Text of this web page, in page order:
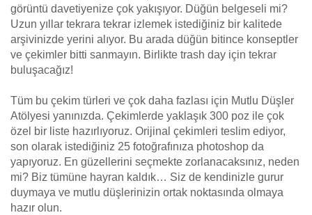
görüntü davetiyenize çok yakışıyor. Düğün belgeseli mi?
Uzun yıllar tekrara tekrar izlemek istediğiniz bir kalitede
arşivinizde yerini alıyor. Bu arada düğün bitince konseptler
ve çekimler bitti sanmayın. Birlikte trash day için tekrar
buluşacağız!
Tüm bu çekim türleri ve çok daha fazlası için Mutlu Düşler
Atölyesi yanınızda. Çekimlerde yaklaşık 300 poz ile çok
özel bir liste hazırlıyoruz. Orijinal çekimleri teslim ediyor,
son olarak istediğiniz 25 fotoğrafınıza photoshop da
yapıyoruz. En güzellerini seçmekte zorlanacaksınız, neden
mi? Biz tümüne hayran kaldık… Siz de kendinizle gurur
duymaya ve mutlu düşlerinizin ortak noktasında olmaya
hazır olun.